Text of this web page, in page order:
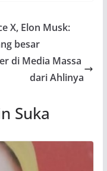
X, Elon Musk:
besar
di Media Massa
dari Ahlinya
Suka